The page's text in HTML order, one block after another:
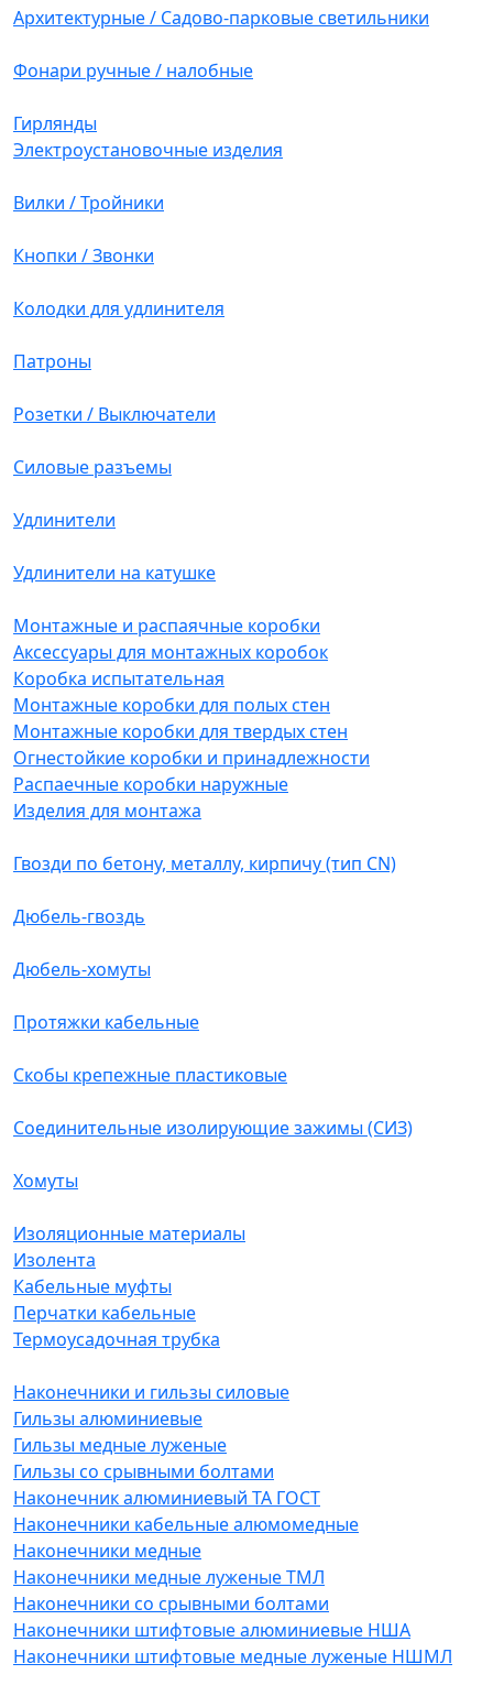
Архитектурные / Садово-парковые светильники
Фонари ручные / налобные
Гирлянды
Электроустановочные изделия
Вилки / Тройники
Кнопки / Звонки
Колодки для удлинителя
Патроны
Розетки / Выключатели
Силовые разъемы
Удлинители
Удлинители на катушке
Монтажные и распаячные коробки
Аксессуары для монтажных коробок
Коробка испытательная
Монтажные коробки для полых стен
Монтажные коробки для твердых стен
Огнестойкие коробки и принадлежности
Распаечные коробки наружные
Изделия для монтажа
Гвозди по бетону, металлу, кирпичу (тип CN)
Дюбель-гвоздь
Дюбель-хомуты
Протяжки кабельные
Скобы крепежные пластиковые
Соединительные изолирующие зажимы (СИЗ)
Хомуты
Изоляционные материалы
Изолента
Кабельные муфты
Перчатки кабельные
Термоусадочная трубка
Наконечники и гильзы силовые
Гильзы алюминиевые
Гильзы медные луженые
Гильзы со срывными болтами
Наконечник алюминиевый ТА ГОСТ
Наконечники кабельные алюмомедные
Наконечники медные
Наконечники медные луженые ТМЛ
Наконечники со срывными болтами
Наконечники штифтовые алюминиевые НША
Наконечники штифтовые медные луженые НШМЛ